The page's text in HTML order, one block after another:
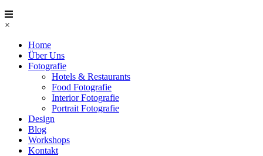
×
Home
Über Uns
Fotografie
Hotels & Restaurants
Food Fotografie
Interior Fotografie
Portrait Fotografie
Design
Blog
Workshops
Kontakt